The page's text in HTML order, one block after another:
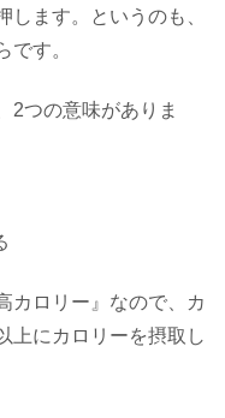
ます。というのも、
です。
2つの意味がありま
カロリー』なので、カ
上にカロリーを摂取し